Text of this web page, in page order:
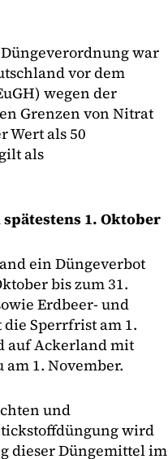
war
vor dem
wegen der
Grenzen von Nitrat
Wert als 50
als
1. Oktober
ein Düngeverbot
bis zum 31.
Erdbeer- und
Sperrfrist am 1.
auf Ackerland mit
1. November.
und
wird
dieser Düngemittel im